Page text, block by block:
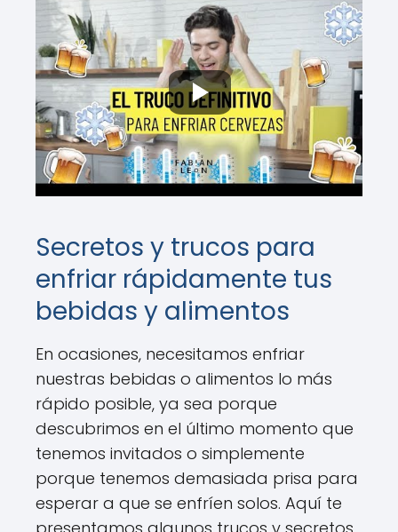
Secretos y trucos para
enfriar rápidamente tus
bebidas y alimentos
En ocasiones, necesitamos enfriar
nuestras bebidas o alimentos lo más
rápido posible, ya sea porque
descubrimos en el último momento que
tenemos invitados o simplemente
porque tenemos demasiada prisa para
esperar a que se enfríen solos. Aquí te